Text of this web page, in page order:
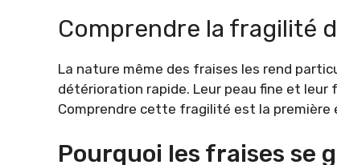
Comprendre la fragilité
La nature même des fraises les rend
détérioration rapide. Leur peau fine et
Comprendre cette fragilité est la première
Pourquoi les fraises se